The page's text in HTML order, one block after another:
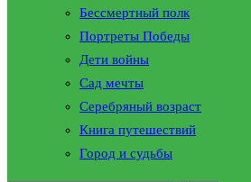
Бессмертный полк
Портреты Победы
Дети войны
Сад мечты
Серебряный возраст
Книга путешествий
Город и судьбы